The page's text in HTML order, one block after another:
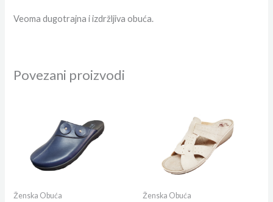
Veoma dugotrajna i izdržljiva obuća.
Povezani proizvodi
Ženska Obuća Ženska Obuća